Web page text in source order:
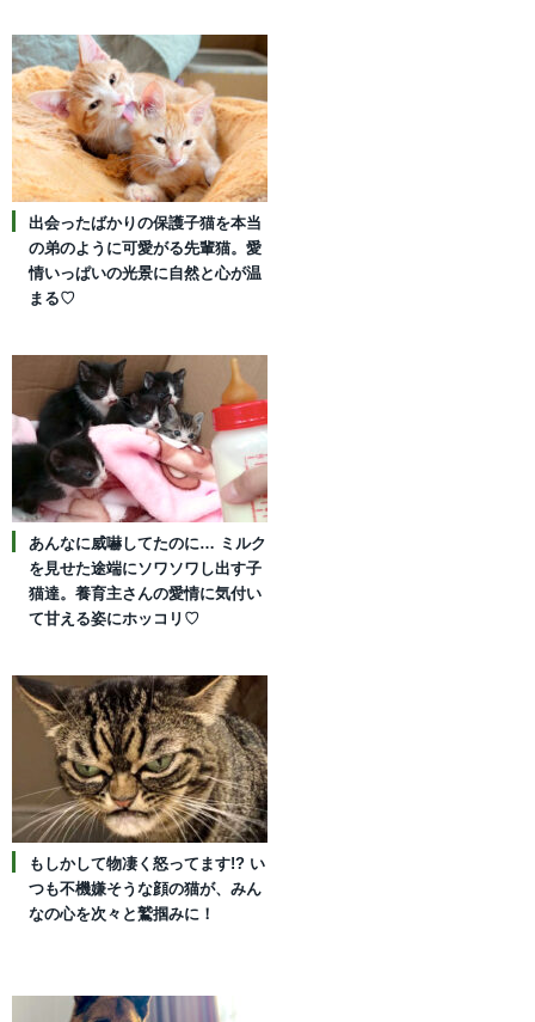
出会ったばかりの保護子猫を本当
の弟のように可愛がる先輩猫。愛
情いっぱいの光景に自然と心が温
まる♡
あんなに威嚇してたのに… ミルク
を見せた途端にソワソワし出す子
猫達。養育主さんの愛情に気付い
て甘える姿にホッコリ♡
もしかして物凄く怒ってます!? い
つも不機嫌そうな顔の猫が、みん
なの心を次々と鷲掴みに！